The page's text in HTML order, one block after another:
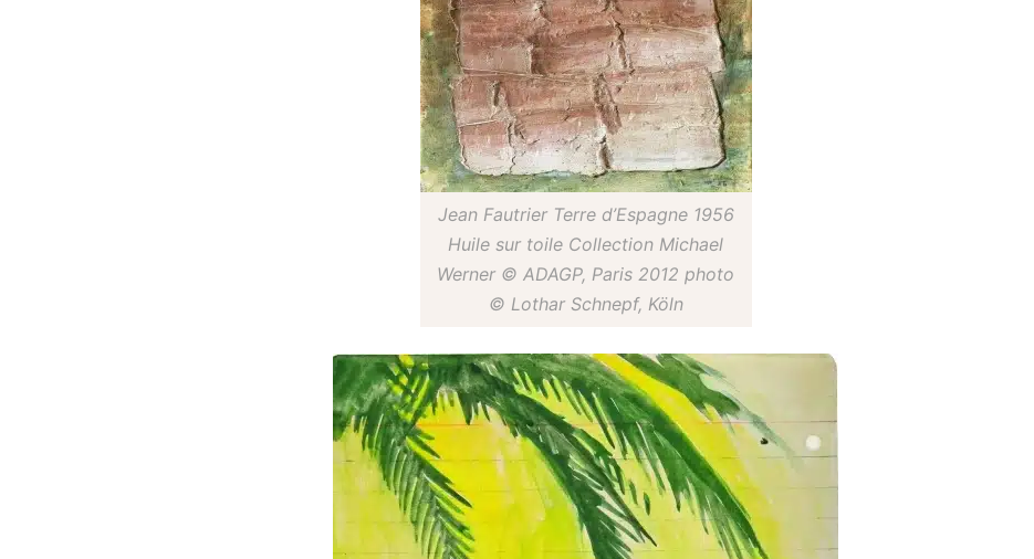
Jean Fautrier Terre d’Espagne 1956
Huile sur toile Collection Michael
Werner © ADAGP, Paris 2012 photo
© Lothar Schnepf, Köln